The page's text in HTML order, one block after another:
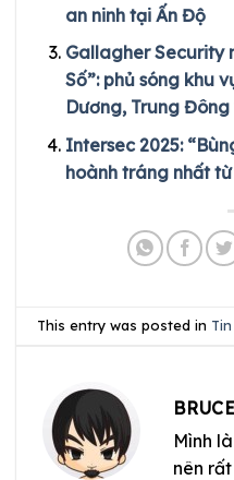
an ninh tại Ấn Độ
Gallagher Security
Số”: phủ sóng khu
Dương, Trung Đông
Intersec 2025:
hoành tráng nhất
This entry was posted in
Mình
nên